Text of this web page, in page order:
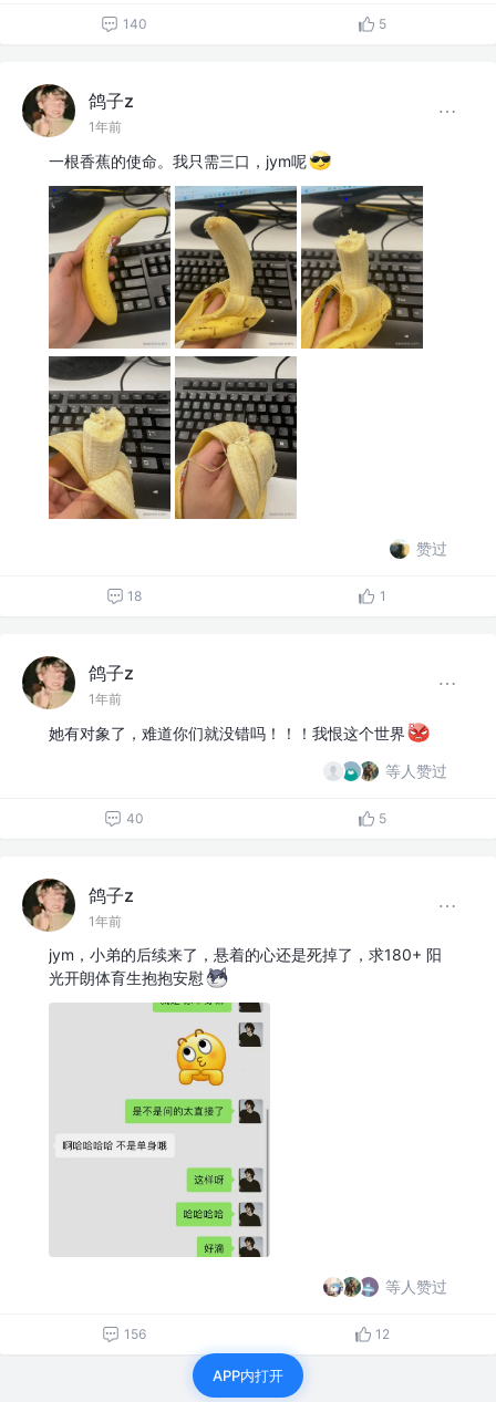
140 5
鸽子z
1年前
一根香蕉的使命。我只需三口，jym呢
赞过
18 1
鸽子z
1年前
她有对象了，难道你们就没错吗！！！我恨这个世界
等人赞过
40 5
鸽子z
1年前
jym，小弟的后续来了，悬着的心还是死掉了，求180+ 阳
光开朗体育生抱抱安慰
等人赞过
156 12
APP内打开